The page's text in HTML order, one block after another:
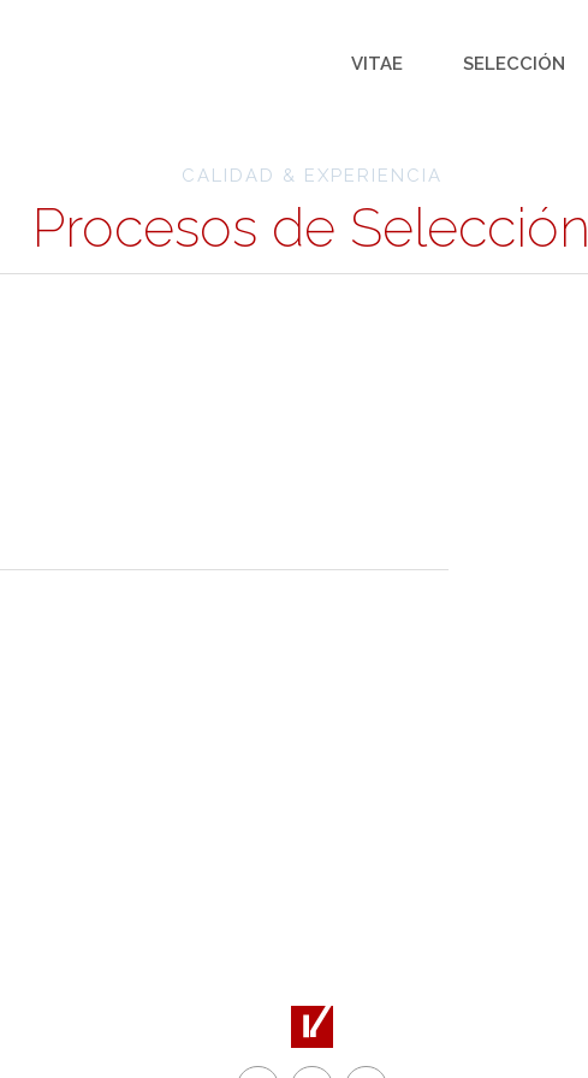
VITAE SELECCIÓN
CALIDAD & EXPERIENCIA
Procesos de Selección